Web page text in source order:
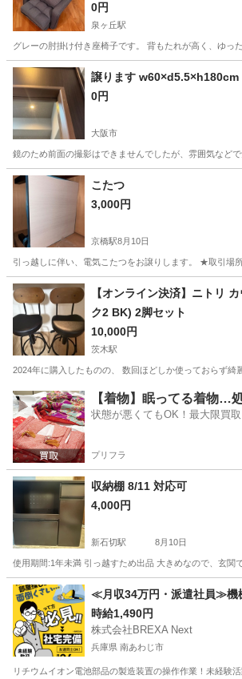
0円
泉ヶ丘駅
グレーの肘掛け付き座椅子です。 背もたれが高く、ゆ
大阪 堺市 泉ヶ丘駅
譲ります w60×d5.5×h180cm
0円
大阪市
鏡のため前面の撮影はできませんでしたが、雰囲気など
大阪 大阪市 ミラー/鏡
こたつ
3,000円
京橋駅8月10日
引っ越しに伴い、電気こたつをお譲りします。 ★取引場
大阪 大阪市 京橋駅 その他 譲り
【オンライン決済】ニトリ
ク2 BK) 2脚セット
10,000円
茨木駅
2024年に購入したものの、 数回ほどしか使っておらず
大阪 茨木市 茨木駅 椅子
【着物】眠ってる着物…
状態が悪くてもOK！最大限買
プリフラ
収納棚 8/11 対応可
4,000円
新石切駅 8月10日
使用期間:1年未満 引っ越すため出品 大きめなので、玄
大阪 東大阪市 新石切駅 収納家具
≪月収34万円・派遣社員≫機
時給1,490円
株式会社BREXA Next
兵庫県 南あわじ市
リチウムイオン電池部品の製造装置の操作作業！未経